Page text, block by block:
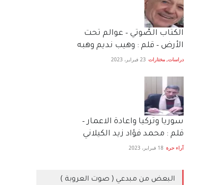
الكتاب الصَّوتي – عوالم تحت
الأرض – قلم : وهيب نديم وهبه
دراسات, مختارات 23 فبراير، 2023
سوريا وتركيا واعادة الاعمار –
قلم : محمد فؤاد زيد الكيلاني
آراء حرة 18 فبراير، 2023
البعض من مبدعي ( صوت العروبة )